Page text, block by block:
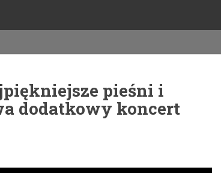
pieśni i
dodatkowy koncert